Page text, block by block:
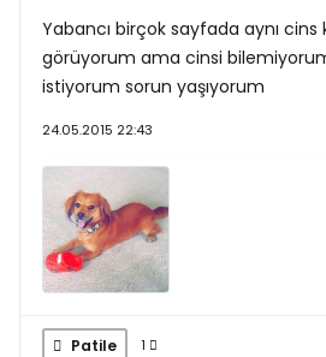
Yabancı birçok sayfada aynı cins
görüyorum ama cinsi
istiyorum sorun yaşıyorum
24.05.2015 22:43
Patile 1